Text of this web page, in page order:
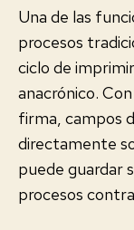
Una de las
procesos
ciclo de
anacrónico.
firma, campos
directamente
puede guardar
procesos